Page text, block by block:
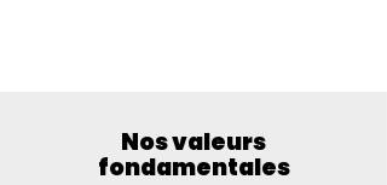
Nos valeurs
fondamentales